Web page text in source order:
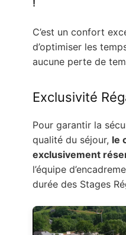
!
C’est un confort
d’optimiser les
aucune perte de
Exclusivité
Pour garantir la
qualité du séjour, le
exclusivement
l’équipe
durée des Stages